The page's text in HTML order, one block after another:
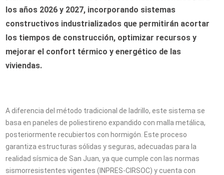
los años 2026 y 2027, incorporando sistemas
constructivos industrializados que permitirán acortar
los tiempos de construcción, optimizar recursos y
mejorar el confort térmico y energético de las
viviendas.
A diferencia del método tradicional de ladrillo, este sistema se
basa en paneles de poliestireno expandido con malla metálica,
posteriormente recubiertos con hormigón. Este proceso
garantiza estructuras sólidas y seguras, adecuadas para la
realidad sísmica de San Juan, ya que cumple con las normas
sismorresistentes vigentes (INPRES-CIRSOC) y cuenta con